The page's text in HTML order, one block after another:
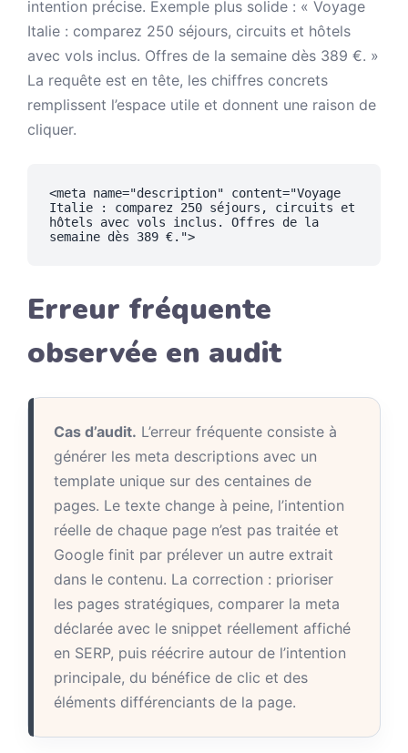
intention précise. Exemple plus solide : « Voyage
Italie : comparez 250 séjours, circuits et hôtels
avec vols inclus. Offres de la semaine dès 389 €. »
La requête est en tête, les chiffres concrets
remplissent l’espace utile et donnent une raison de
cliquer.
<meta name="description" content="Voyage
Italie : comparez 250 séjours, circuits et
hôtels avec vols inclus. Offres de la
semaine dès 389 €.">
Erreur fréquente
observée en audit
Cas d’audit. L’erreur fréquente consiste à
générer les meta descriptions avec un
template unique sur des centaines de
pages. Le texte change à peine, l’intention
réelle de chaque page n’est pas traitée et
Google finit par prélever un autre extrait
dans le contenu. La correction : prioriser
les pages stratégiques, comparer la meta
déclarée avec le snippet réellement affiché
en SERP, puis réécrire autour de l’intention
principale, du bénéfice de clic et des
éléments différenciants de la page.